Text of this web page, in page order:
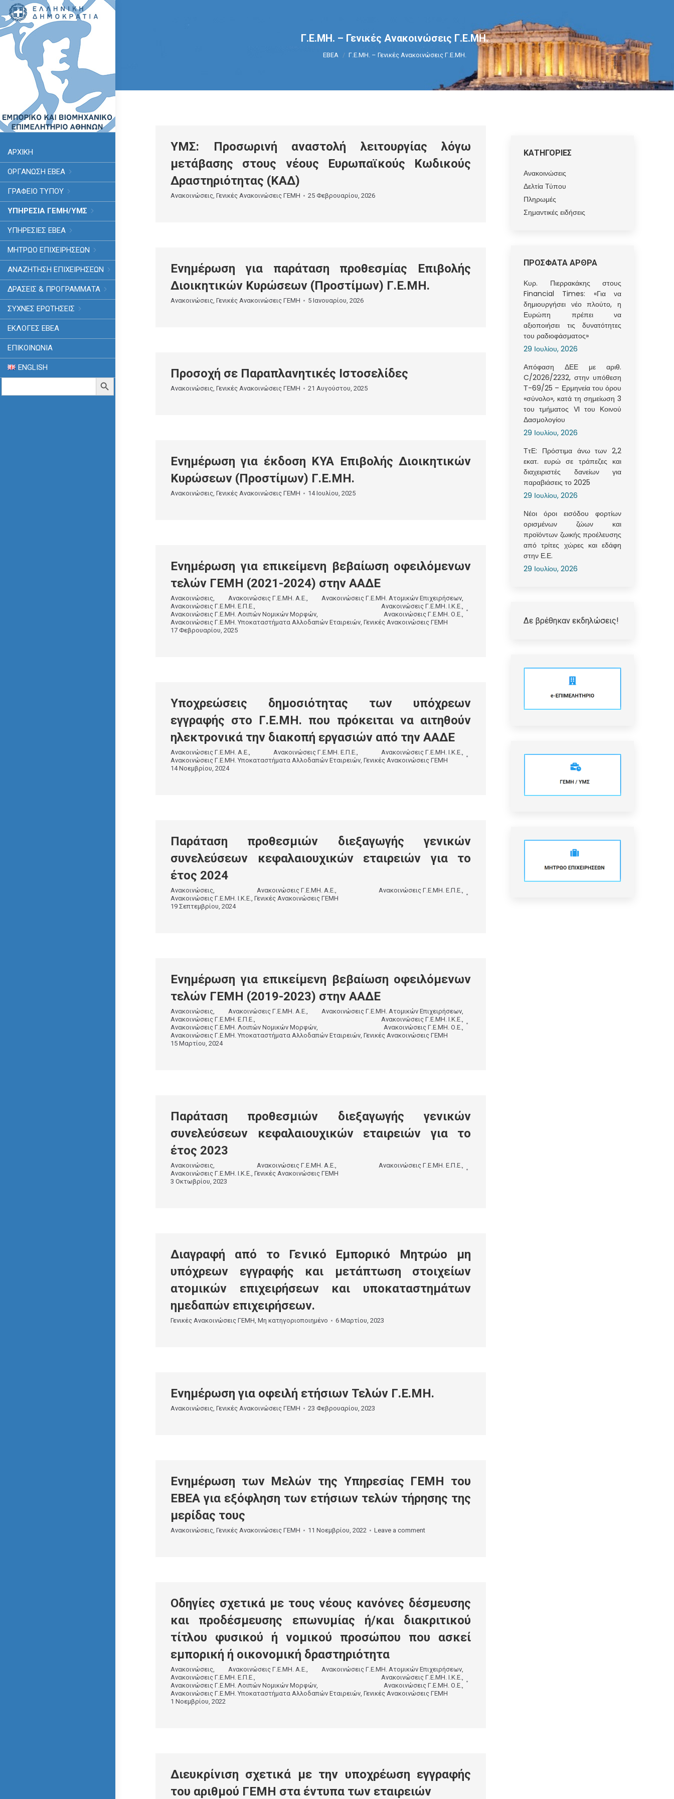
ΑΡΧΙΚΗ
ΟΡΓΑΝΩΣΗ ΕΒΕΑ
ΓΡΑΦΕΙΟ ΤΥΠΟΥ
ΥΠΗΡΕΣΊΑ ΓΕΜΗ/ΥΜΣ
ΥΠΗΡΕΣΙΕΣ ΕΒΕΑ
ΜΗΤΡΩΟ ΕΠΙΧΕΙΡΗΣΕΩΝ
ΑΝΑΖΗΤΗΣΗ ΕΠΙΧΕΙΡΗΣΕΩΝ
ΔΡΑΣΕΙΣ & ΠΡΟΓΡΑΜΜΑΤΑ
ΣΥΧΝΕΣ ΕΡΩΤΗΣΕΙΣ
ΕΚΛΟΓΈΣ ΕΒΕΑ
ΕΠΙΚΟΙΝΩΝΙΑ
ENGLISH
Search
Search Button
Γ.Ε.ΜΗ. – Γενικές Ανακοινώσεις Γ.Ε.ΜΗ.
You are here:
ΕΒΕΑ Γ.Ε.ΜΗ. – Γενικές Ανακοινώσεις Γ.Ε.ΜΗ.
ΥΜΣ: Προσωρινή αναστολή λειτουργίας λόγω
μετάβασης στους νέους Ευρωπαϊκούς Κωδικούς
Δραστηριότητας (ΚΑΔ)
Ανακοινώσεις, Γενικές Ανακοινώσεις ΓΕΜΗ 25 Φεβρουαρίου, 2026
Ενημέρωση για παράταση προθεσμίας Επιβολής
Διοικητικών Κυρώσεων (Προστίμων) Γ.Ε.ΜΗ.
Ανακοινώσεις, Γενικές Ανακοινώσεις ΓΕΜΗ 5 Ιανουαρίου, 2026
Προσοχή σε Παραπλανητικές Ιστοσελίδες
Ανακοινώσεις, Γενικές Ανακοινώσεις ΓΕΜΗ 21 Αυγούστου, 2025
Ενημέρωση για έκδοση ΚΥΑ Επιβολής Διοικητικών
Κυρώσεων (Προστίμων) Γ.Ε.ΜΗ.
Ανακοινώσεις, Γενικές Ανακοινώσεις ΓΕΜΗ 14 Ιουλίου, 2025
Ενημέρωση για επικείμενη βεβαίωση οφειλόμενων
τελών ΓΕΜΗ (2021-2024) στην ΑΑΔΕ
Ανακοινώσεις, Ανακοινώσεις Γ.Ε.ΜΗ. Α.Ε., Ανακοινώσεις Γ.Ε.ΜΗ. Ατομικών Επιχειρήσεων,
Ανακοινώσεις Γ.Ε.ΜΗ. Ε.Π.Ε., Ανακοινώσεις Γ.Ε.ΜΗ. Ι.Κ.Ε.,
Ανακοινώσεις Γ.Ε.ΜΗ. Λοιπών Νομικών Μορφών, Ανακοινώσεις Γ.Ε.ΜΗ. Ο.Ε.,
Ανακοινώσεις Γ.Ε.ΜΗ. Υποκαταστήματα Αλλοδαπών Εταιρειών, Γενικές Ανακοινώσεις ΓΕΜΗ
17 Φεβρουαρίου, 2025
Yποχρεώσεις δημοσιότητας των υπόχρεων
εγγραφής στο Γ.Ε.ΜΗ. που πρόκειται να αιτηθούν
ηλεκτρονικά την διακοπή εργασιών από την ΑΑΔΕ
Ανακοινώσεις Γ.Ε.ΜΗ. Α.Ε., Ανακοινώσεις Γ.Ε.ΜΗ. Ε.Π.Ε., Ανακοινώσεις Γ.Ε.ΜΗ. Ι.Κ.Ε.,
Ανακοινώσεις Γ.Ε.ΜΗ. Υποκαταστήματα Αλλοδαπών Εταιρειών, Γενικές Ανακοινώσεις ΓΕΜΗ
14 Νοεμβρίου, 2024
Παράταση προθεσμιών διεξαγωγής γενικών
συνελεύσεων κεφαλαιουχικών εταιρειών για το
έτος 2024
Ανακοινώσεις, Ανακοινώσεις Γ.Ε.ΜΗ. Α.Ε., Ανακοινώσεις Γ.Ε.ΜΗ. Ε.Π.Ε.,
Ανακοινώσεις Γ.Ε.ΜΗ. Ι.Κ.Ε., Γενικές Ανακοινώσεις ΓΕΜΗ
19 Σεπτεμβρίου, 2024
Ενημέρωση για επικείμενη βεβαίωση οφειλόμενων
τελών ΓΕΜΗ (2019-2023) στην ΑΑΔΕ
Ανακοινώσεις, Ανακοινώσεις Γ.Ε.ΜΗ. Α.Ε., Ανακοινώσεις Γ.Ε.ΜΗ. Ατομικών Επιχειρήσεων,
Ανακοινώσεις Γ.Ε.ΜΗ. Ε.Π.Ε., Ανακοινώσεις Γ.Ε.ΜΗ. Ι.Κ.Ε.,
Ανακοινώσεις Γ.Ε.ΜΗ. Λοιπών Νομικών Μορφών, Ανακοινώσεις Γ.Ε.ΜΗ. Ο.Ε.,
Ανακοινώσεις Γ.Ε.ΜΗ. Υποκαταστήματα Αλλοδαπών Εταιρειών, Γενικές Ανακοινώσεις ΓΕΜΗ
15 Μαρτίου, 2024
Παράταση προθεσμιών διεξαγωγής γενικών
συνελεύσεων κεφαλαιουχικών εταιρειών για το
έτος 2023
Ανακοινώσεις, Ανακοινώσεις Γ.Ε.ΜΗ. Α.Ε., Ανακοινώσεις Γ.Ε.ΜΗ. Ε.Π.Ε.,
Ανακοινώσεις Γ.Ε.ΜΗ. Ι.Κ.Ε., Γενικές Ανακοινώσεις ΓΕΜΗ
3 Οκτωβρίου, 2023
Διαγραφή από το Γενικό Εμπορικό Μητρώο μη
υπόχρεων εγγραφής και μετάπτωση στοιχείων
ατομικών επιχειρήσεων και υποκαταστημάτων
ημεδαπών επιχειρήσεων.
Γενικές Ανακοινώσεις ΓΕΜΗ, Μη κατηγοριοποιημένο 6 Μαρτίου, 2023
Ενημέρωση για οφειλή ετήσιων Τελών Γ.Ε.ΜΗ.
Ανακοινώσεις, Γενικές Ανακοινώσεις ΓΕΜΗ 23 Φεβρουαρίου, 2023
Ενημέρωση των Μελών της Υπηρεσίας ΓΕΜΗ του
ΕΒΕΑ για εξόφληση των ετήσιων τελών τήρησης της
μερίδας τους
Ανακοινώσεις, Γενικές Ανακοινώσεις ΓΕΜΗ 11 Νοεμβρίου, 2022 Leave a comment
Οδηγίες σχετικά με τους νέους κανόνες δέσμευσης
και προδέσμευσης επωνυμίας ή/και διακριτικού
τίτλου φυσικού ή νομικού προσώπου που ασκεί
εμπορική ή οικονομική δραστηριότητα
Ανακοινώσεις, Ανακοινώσεις Γ.Ε.ΜΗ. Α.Ε., Ανακοινώσεις Γ.Ε.ΜΗ. Ατομικών Επιχειρήσεων,
Ανακοινώσεις Γ.Ε.ΜΗ. Ε.Π.Ε., Ανακοινώσεις Γ.Ε.ΜΗ. Ι.Κ.Ε.,
Ανακοινώσεις Γ.Ε.ΜΗ. Λοιπών Νομικών Μορφών, Ανακοινώσεις Γ.Ε.ΜΗ. Ο.Ε.,
Ανακοινώσεις Γ.Ε.ΜΗ. Υποκαταστήματα Αλλοδαπών Εταιρειών, Γενικές Ανακοινώσεις ΓΕΜΗ
1 Νοεμβρίου, 2022
Διευκρίνιση σχετικά με την υποχρέωση εγγραφής
του αριθμού ΓΕΜΗ στα έντυπα των εταιρειών
ΚΑΤΗΓΟΡΙΕΣ
Ανακοινώσεις
Δελτία Τύπου
Πληρωμές
Σημαντικές ειδήσεις
ΠΡΟΣΦΑΤΑ ΑΡΘΡΑ
Κυρ. Πιερρακάκης στους
Financial Times: «Για να
δημιουργήσει νέο πλούτο, η
Ευρώπη πρέπει να
αξιοποιήσει τις δυνατότητες
του ραδιοφάσματος»
29 Ιουλίου, 2026
Απόφαση ΔΕΕ με αριθ.
C/2026/2232, στην υπόθεση
Τ-69/25 – Ερμηνεία του όρου
«σύνολο», κατά τη σημείωση 3
του τμήματος VI του Κοινού
Δασμολογίου
29 Ιουλίου, 2026
ΤτΕ: Πρόστιμα άνω των 2,2
εκατ. ευρώ σε τράπεζες και
διαχειριστές δανείων για
παραβιάσεις το 2025
29 Ιουλίου, 2026
Νέοι όροι εισόδου φορτίων
ορισμένων ζώων και
προϊόντων ζωικής προέλευσης
από τρίτες χώρες και εδάφη
στην Ε.Ε.
29 Ιουλίου, 2026
Δε βρέθηκαν εκδηλώσεις!